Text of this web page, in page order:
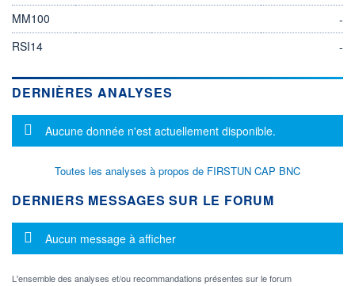
MM100
-
RSI14
-
DERNIÈRES ANALYSES
Message d'information
Aucune donnée n'est actuellement disponible.
Toutes les analyses à propos de FIRSTUN CAP BNC
DERNIERS MESSAGES SUR LE FORUM
Message d'information
Aucun message à afficher
L'ensemble des analyses et/ou recommandations présentes sur le forum